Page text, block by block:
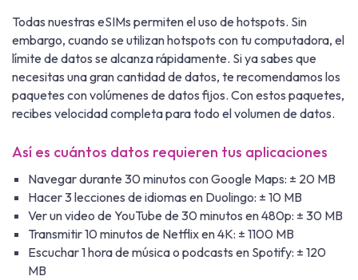
Todas nuestras eSIMs permiten el uso de hotspots. Sin
embargo, cuando se utilizan hotspots con tu computadora, el
límite de datos se alcanza rápidamente. Si ya sabes que
necesitas una gran cantidad de datos, te recomendamos los
paquetes con volúmenes de datos fijos. Con estos paquetes,
recibes velocidad completa para todo el volumen de datos.
Así es cuántos datos requieren tus aplicaciones
Navegar durante 30 minutos con Google Maps: ± 20 MB
Hacer 3 lecciones de idiomas en Duolingo: ± 10 MB
Ver un video de YouTube de 30 minutos en 480p: ± 30 MB
Transmitir 10 minutos de Netflix en 4K: ± 1100 MB
Escuchar 1 hora de música o podcasts en Spotify: ± 120
MB